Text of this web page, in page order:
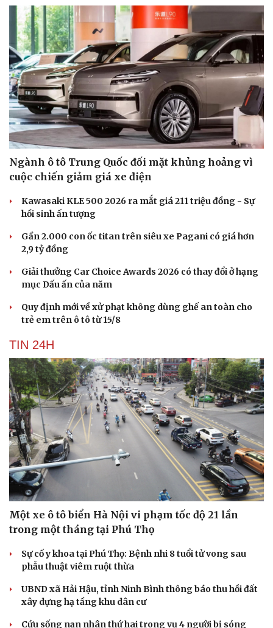
Ngành ô tô Trung Quốc đối mặt khủng hoảng vì
cuộc chiến giảm giá xe điện
Kawasaki KLE 500 2026 ra mắt giá 211 triệu đồng - Sự
hồi sinh ấn tượng
Gần 2.000 con ốc titan trên siêu xe Pagani có giá hơn
2,9 tỷ đồng
Giải thưởng Car Choice Awards 2026 có thay đổi ở hạng
mục Dấu ấn của năm
Quy định mới về xử phạt không dùng ghế an toàn cho
trẻ em trên ô tô từ 15/8
TIN 24H
Một xe ô tô biển Hà Nội vi phạm tốc độ 21 lần
trong một tháng tại Phú Thọ
Sự cố y khoa tại Phú Thọ: Bệnh nhi 8 tuổi tử vong sau
phẫu thuật viêm ruột thừa
UBND xã Hải Hậu, tỉnh Ninh Bình thông báo thu hồi đất
xây dựng hạ tầng khu dân cư
Cứu sống nạn nhân thứ hai trong vụ 4 người bị sóng